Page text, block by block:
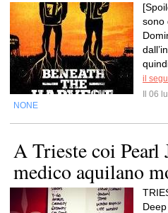
sono
il
Il 06
NONE
A Trieste coi Pearl
medico aquilano